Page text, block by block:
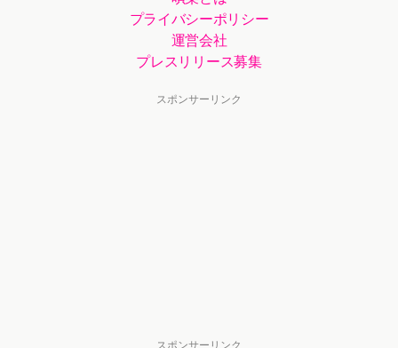
プライバシーポリシー
運営会社
プレスリリース募集
スポンサーリンク
スポンサーリンク